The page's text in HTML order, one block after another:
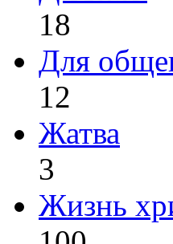
18
Для
12
Жатва
3
Жизнь